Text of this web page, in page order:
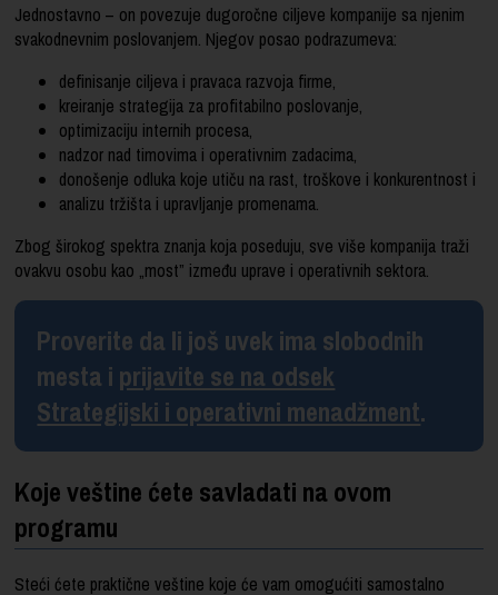
Jednostavno – on povezuje dugoročne ciljeve kompanije sa njenim
svakodnevnim poslovanjem. Njegov posao podrazumeva:
definisanje ciljeva i pravaca razvoja firme,
kreiranje strategija za profitabilno poslovanje,
optimizaciju internih procesa,
nadzor nad timovima i operativnim zadacima,
donošenje odluka koje utiču na rast, troškove i konkurentnost i
analizu tržišta i upravljanje promenama.
Zbog širokog spektra znanja koja poseduju, sve više kompanija traži
ovakvu osobu kao „most” između uprave i operativnih sektora.
Proverite da li još uvek ima slobodnih
mesta i prijavite se na odsek
Strategijski i operativni menadžment.
Koje veštine ćete savladati na ovom
programu
Steći ćete praktične veštine koje će vam omogućiti samostalno